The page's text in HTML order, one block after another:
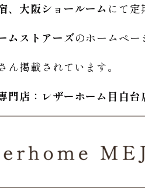
、大阪ショールーム にて定
ムストアーズのホームペー
ん掲載されています。
門店：レザーホーム 目白台